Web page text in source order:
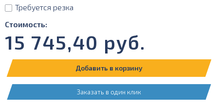
Требуется резка
Стоимость:
15 745,40 руб.
Добавить в корзину
Заказать в один клик